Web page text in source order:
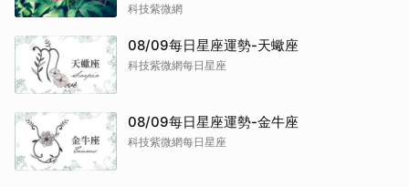
科技紫微網
08/09每日星座運勢-天蠍座
科技紫微網每日星座
08/09每日星座運勢-金牛座
科技紫微網每日星座